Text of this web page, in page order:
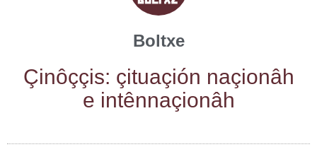
Boltxe
Çinôççis: çituaçión naçio­nâh
e intênnaçionâh